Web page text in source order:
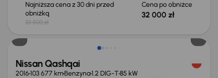
Najniższa cena z 30 dni przed
obniżką
33 500 zł
Cena po obniżce
32 000 zł
Taniej o 1 000 zł
Nissan Qashqai
2016103 677 kmBenzyna1.2 DIG-T85 kW